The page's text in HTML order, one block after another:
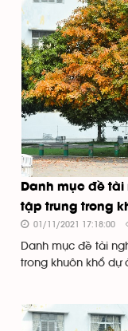
Danh mục đề
tập trung trong
01/11/2021 17:18:00
Danh mục đề tài
trong khuôn khổ dự